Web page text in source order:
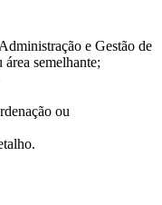
e Gestão de
semelhante;
ou